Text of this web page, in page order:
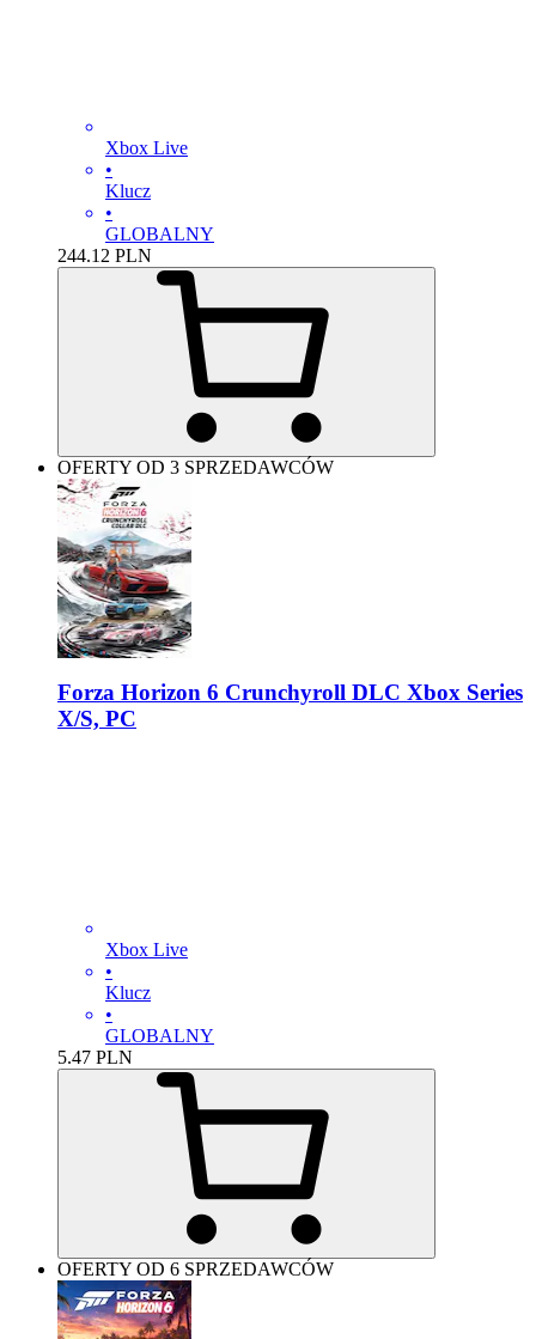
Xbox Live
•
Klucz
•
GLOBALNY
244.12 PLN
OFERTY OD 3 SPRZEDAWCÓW
Forza Horizon 6 Crunchyroll DLC Xbox Series
X/S, PC
Xbox Live
•
Klucz
•
GLOBALNY
5.47 PLN
OFERTY OD 6 SPRZEDAWCÓW